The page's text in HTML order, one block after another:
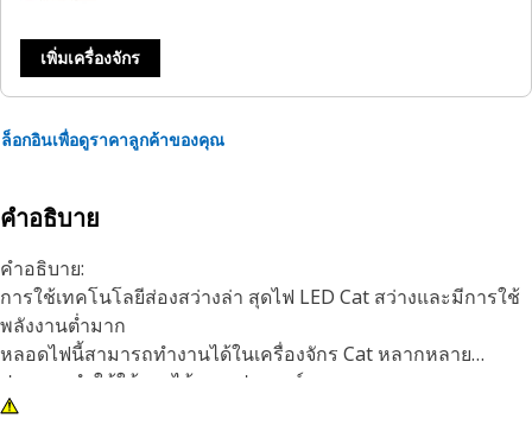
เพิ่มเครื่องจักร
ล็อกอินเพื่อดูราคาลูกค้าของคุณ
คำอธิบาย
คำอธิบาย:
การใช้เทคโนโลยีส่องสว่างล่า สุดไฟ LED Cat สว่างและมีการใช้
พลังงานต่ำมาก
หลอดไฟนี้สามารถทำงานได้ในเครื่องจักร Cat หลากหลาย
ประเภท ทำให้ใช้งานได้อเนกประสงค์และทนทาน
คุณลักษณะ: